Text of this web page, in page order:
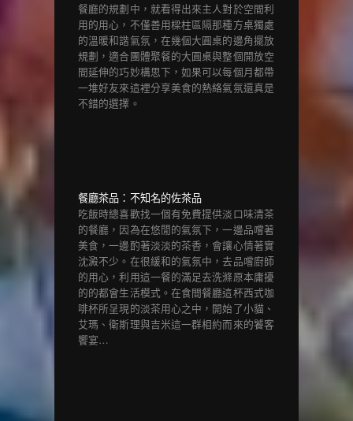
餐廳的規劃中，就看得出來主人對於空間利
用的用心，不僅善用樑柱區隔那種方桌獨處
的溫暖和諧氣氛，在幾個大圓桌的邊角擺放
規劃，適合團體聚餐的大圓桌與整個開放空
間延伸的巧妙構思下，如果可以每個月都帶
一堆好友來這裡分享美食的熱絡氣氛還真是
不錯的選擇。
餐廳茶品：不知名的佐茶品
吃飯時總喜歡找一個有免費提供淡口味清茶
的餐廳，因為在悠閒的氣氛下，一邊品嚐著
美食，一邊酌著淡淡的茶香，會讓心情著實
沈澱不少。在很緩和的氣氛中，去品嚐廚師
的用心，利用這一餐的滿足去洗滌原本庸擾
的的都會生活模式。在食間餐廳這杯西式咖
啡杯所呈現的淡茶用心之中，開始了小貓、
艾瑪、衛斯理與吉米這一群相約而來的饕客
饗宴…